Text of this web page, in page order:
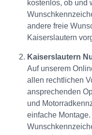
kostenlos, ob und
andere freie
Kaiserslautern
Kaiserslautern
Auf unserem
allen rechtlichen
ansprechenden
und
einfache